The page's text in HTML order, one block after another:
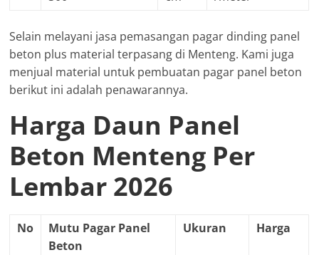
Selain melayani jasa pemasangan pagar dinding panel
beton plus material terpasang di Menteng. Kami juga
menjual material untuk pembuatan pagar panel beton
berikut ini adalah penawarannya.
Harga Daun Panel
Beton Menteng Per
Lembar 2026
No
Mutu Pagar Panel
Beton
Ukuran Harga